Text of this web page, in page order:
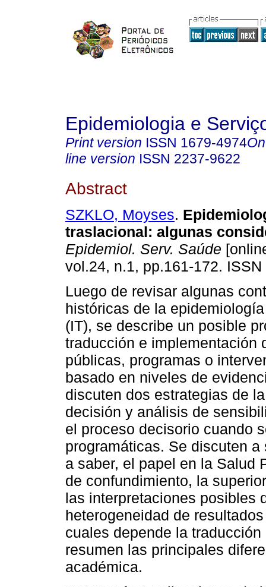
Epidemiologia e
Print version ISSN 1679-4974
line version ISSN 2237-9622
Abstract
SZKLO, Moyses.
traslacional: algunas
Epidemiol. Serv. Saúde
vol.24, n.1, pp.161-172.
Luego de revisar algunas
históricas de la
(IT), se describe un posible
traducción e implementación
públicas, programas o
basado en niveles de
discuten dos estrategias de
decisión y análisis de
el proceso decisorio cuando
programáticas. Se discuten
a saber, el papel en la Salud
de confundimiento, la
las interpretaciones posibles
heterogeneidad de
cuales depende la
resumen las principales
académica.